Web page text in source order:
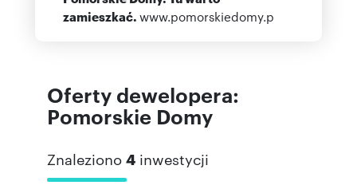
zamieszkać. www.pomorskiedomy.p
Oferty dewelopera:
Pomorskie Domy
Znaleziono 4 inwestycji